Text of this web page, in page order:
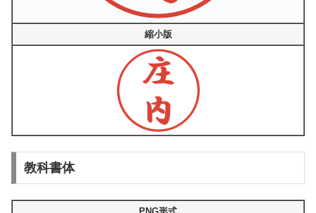
縮小版
教科書体